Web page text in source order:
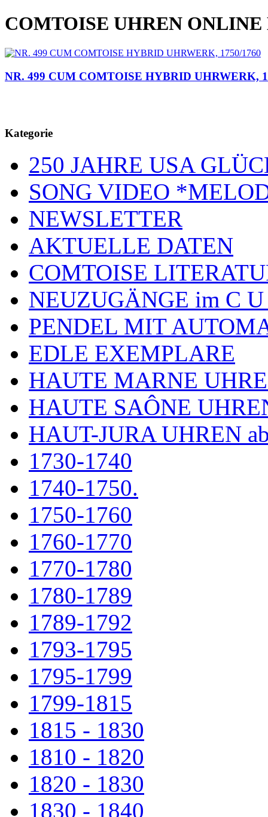
COMTOISE UHREN ONLINE
NR. 499 CUM COMTOISE HYBRID UHRWERK,
Kategorie
250 JAHRE USA
SONG VIDEO
NEWSLETTER
AKTUELLE DATEN
COMTOISE
NEUZUGÄNGE im C
PENDEL MIT
EDLE EXEMPLARE
HAUTE MARNE
HAUTE SAÔNE
HAUT-JURA UHREN
1730-1740
1740-1750.
1750-1760
1760-1770
1770-1780
1780-1789
1789-1792
1793-1795
1795-1799
1799-1815
1815 - 1830
1810 - 1820
1820 - 1830
1830 - 1840